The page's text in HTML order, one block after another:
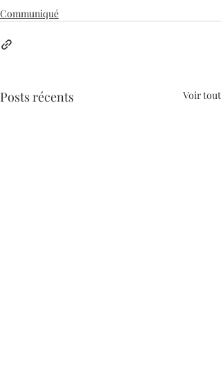
Communiqué
Posts récents Voir tout